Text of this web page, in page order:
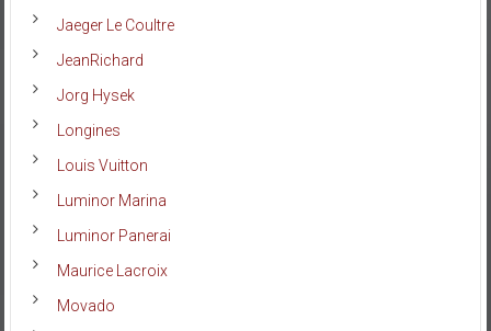
Jaeger Le Coultre
JeanRichard
Jorg Hysek
Longines
Louis Vuitton
Luminor Marina
Luminor Panerai
Maurice Lacroix
Movado